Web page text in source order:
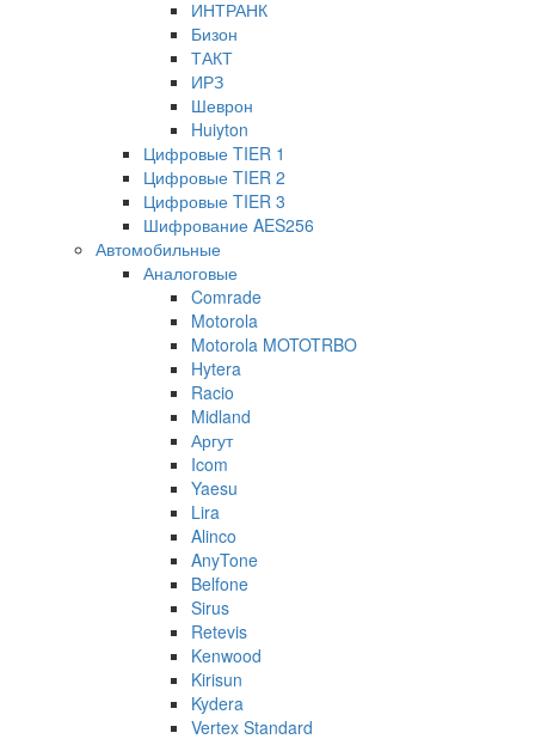
ИНТРАНК
Бизон
ТАКТ
ИРЗ
Шеврон
Huiyton
Цифровые TIER 1
Цифровые TIER 2
Цифровые TIER 3
Шифрование AES256
Автомобильные
Аналоговые
Comrade
Motorola
Motorola MOTOTRBO
Hytera
Racio
Midland
Аргут
Icom
Yaesu
Lira
Alinco
AnyTone
Belfone
Sirus
Retevis
Kenwood
Kirisun
Kydera
Vertex Standard